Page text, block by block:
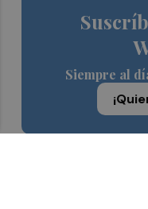
Siempre al